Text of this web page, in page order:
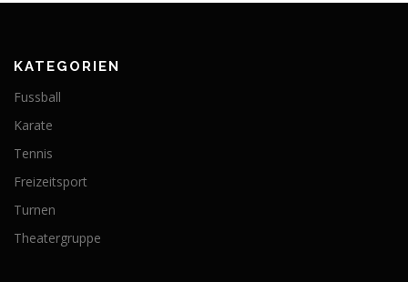
KATEGORIEN
Fussball
Karate
Tennis
Freizeitsport
Turnen
Theatergruppe